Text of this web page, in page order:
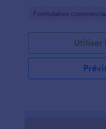
Go to Category:
Formulaires
Utiliser